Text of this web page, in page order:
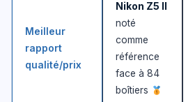
Meilleur
rapport
qualité/prix
Nikon Z5 II
noté
comme
référence
face à 84
boîtiers